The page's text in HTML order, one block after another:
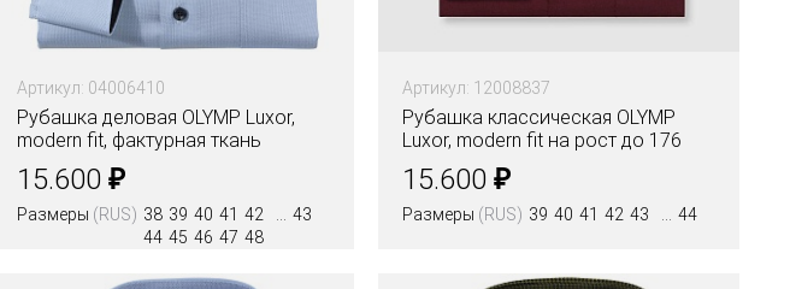
Артикул: 04006410
Рубашка деловая OLYMP Luxor,
modern fit, фактурная ткань
15.600 ₽
Размеры (RUS) 38 39 40 41 42
43
44 45 46 47 48
Артикул: 12008837
Рубашка классическая OLYMP
Luxor, modern fit на рост до 176
15.600 ₽
Размеры (RUS) 39 40 41 42 43 44